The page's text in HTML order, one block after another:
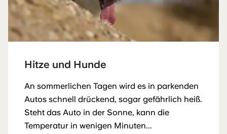
Hitze und Hunde
An sommerlichen Tagen wird es in parkenden
Autos schnell drückend, sogar gefährlich heiß.
Steht das Auto in der Sonne, kann die
Temperatur in wenigen Minuten...